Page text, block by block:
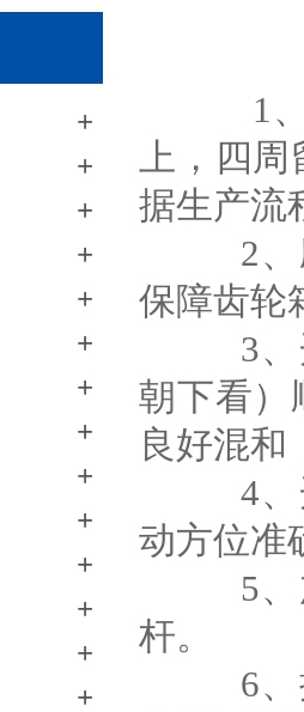
+
+
+
+
+
+
+
+
+
+
+
+
+
+
1、双
上，四周
据生产流
2、应
保障齿轮
3、开
朝下看）
良好混和
4、开
动方位准
5、加
杆。
6、按